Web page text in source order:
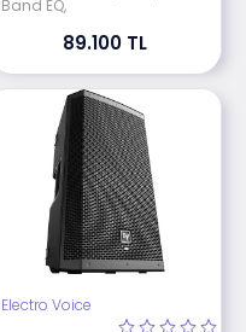
Band EQ,
89.100 TL
Electro Voice